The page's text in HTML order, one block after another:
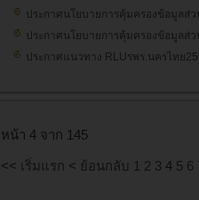
ประกาศนโยบายการคุ้มครองข้อมูลส่
ประกาศนโยบายการคุ้มครองข้อมูลส่
ประกาศแนวทาง RLUรพร.นครไทย
หน้า 4 จาก 145
<< เริ่มแรก < ย้อนกลับ 1 2 3 4 5 6